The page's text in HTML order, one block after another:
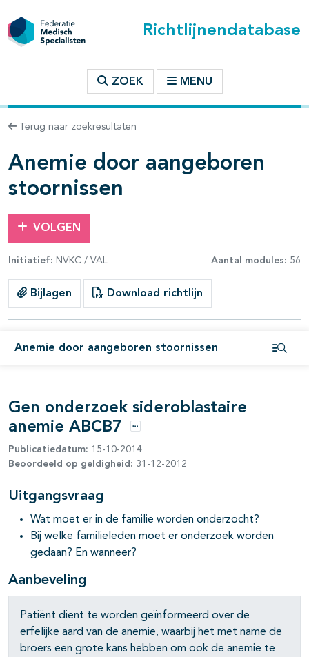
Richtlijnendatabase
ZOEK MENU
Terug naar zoekresultaten
Anemie door aangeboren
stoornissen
VOLGEN
Initiatief: NVKC / VAL Aantal modules: 56
Bijlagen Download richtlijn
Anemie door aangeboren stoornissen
binnen deze richtlijn
open- en dichtklappen
open- en dichtklappen
open- en dichtklappen
open- en dichtklappen
open- en dichtklappen
open- en dichtklappen
Gen onderzoek sideroblastaire
anemie ABCB7
Opties
Publicatiedatum: 15-10-2014
Beoordeeld op geldigheid: 31-12-2012
Uitgangsvraag
Wat moet er in de familie worden onderzocht?
Bij welke familieleden moet er onderzoek worden
gedaan? En wanneer?
Aanbeveling
Patiënt dient te worden geïnformeerd over de
erfelijke aard van de anemie, waarbij het met name de
broers een grote kans hebben om ook de anemie te